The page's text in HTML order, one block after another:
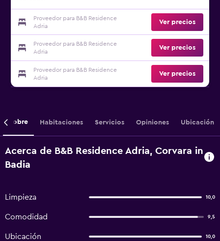
Proveedor para B&B Residence
Adria
Ver precios
Proveedor para B&B Residence
Adria
Ver precios
Proveedor para B&B Residence
Adria
Ver precios
Sobre Habitaciones Servicios Opiniones Ubicación
Acerca de B&B Residence Adria, Corvara in
Badia
Limpieza 10,0
Comodidad 9,5
Ubicación 10,0